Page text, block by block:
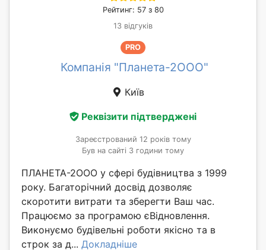
Рейтинг: 57 з 80
13 відгуків
PRO
Компанія "Планета-2ООО"
Київ
Реквізити підтверджені
Зареєстрований 12 років тому
Був на сайті 3 години тому
ПЛАНЕТА-2ООО у сфері будівництва з 1999
року. Багаторічний досвід дозволяє
скоротити витрати та зберегти Ваш час.
Працюємо за програмою єВідновлення.
Виконуємо будівельні роботи якісно та в
строк за д... Докладніше